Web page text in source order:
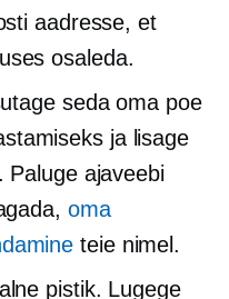
aadresse, et
osaleda.
seda oma poe
ja lisage
Paluge ajaveebi
oma
teie nimel.
pistik. Lugege